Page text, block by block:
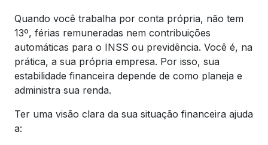
Quando você trabalha por conta própria, não tem
13º, férias remuneradas nem contribuições
automáticas para o INSS ou previdência. Você é, na
prática, a sua própria empresa. Por isso, sua
estabilidade financeira depende de como planeja e
administra sua renda.
Ter uma visão clara da sua situação financeira ajuda
a: